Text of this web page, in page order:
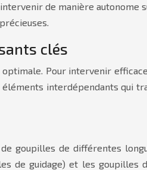
de manière
clés
Pour intervenir
interdépendants qui
de différentes
de guidage) et les goupilles